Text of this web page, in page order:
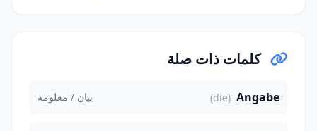
كلمات ذات صلة
Angabe
(die) بيان / معلومة